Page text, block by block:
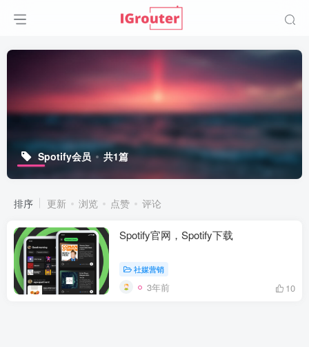
Spotify会员 共1篇
排序 更新 浏览 点赞 评论
Spotify官网，Spotify下载
社媒营销
3年前 10